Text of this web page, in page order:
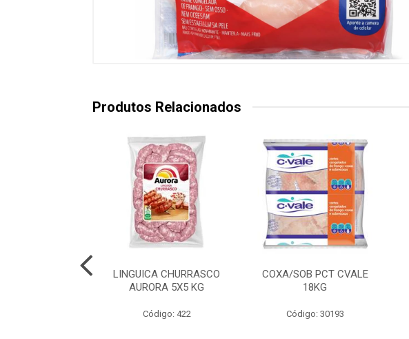
Produtos Relacionados
LINGUICA CHURRASCO
AURORA 5X5 KG
Código: 422
COXA/SOB PCT CVALE
18KG
Código: 30193